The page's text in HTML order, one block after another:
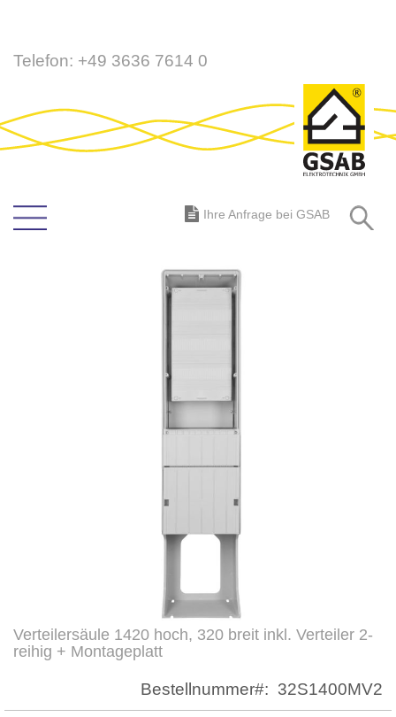
Direkt
Telefon: +49 3636 7614 0
Ihre Anfrage bei GSAB
Verteilersäule 1420 hoch, 320 breit inkl. Verteiler 2-
reihig + Montageplatt
Bestellnummer 32S1400MV2
Zum
Anfang
Bildergalerie